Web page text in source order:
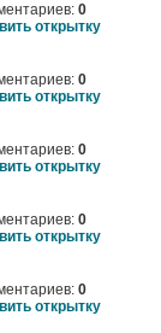
0
открытку
0
открытку
0
открытку
0
открытку
0
открытку